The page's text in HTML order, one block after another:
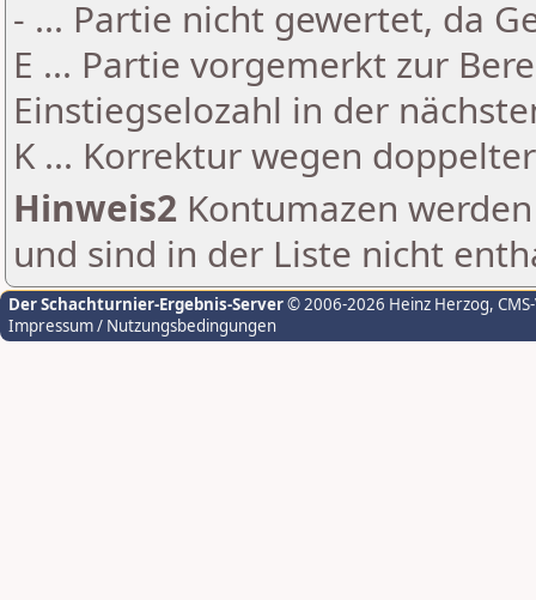
- ... Partie nicht gewertet, da
E ... Partie vorgemerkt zur
Einstiegselozahl in der
K ... Korrektur wegen
Hinweis2 Kontumazen
und sind in der Liste nicht
Der Schachturnier-Ergebnis-Server© 2006-2026 Heinz Herzog,
Impressum / Nutzungsbedingungen